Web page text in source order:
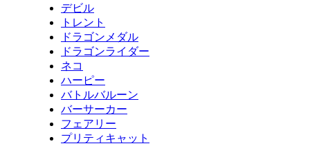
デビル
トレント
ドラゴンメダル
ドラゴンライダー
ネコ
ハーピー
バトルバルーン
バーサーカー
フェアリー
プリティキャット